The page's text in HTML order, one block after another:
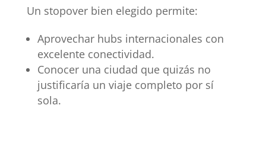
Un stopover bien elegido permite:
Aprovechar hubs internacionales con
excelente conectividad.
Conocer una ciudad que quizás no
justificaría un viaje completo por sí
sola.